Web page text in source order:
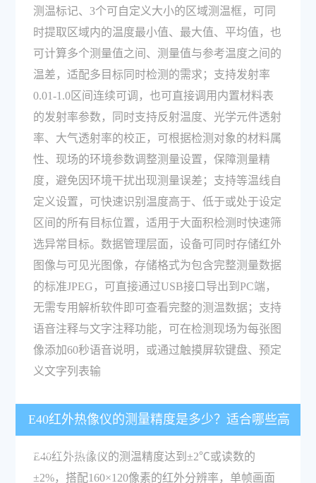
测温标记、3个可自定义大小的区域测温框，可同
时提取区域内的温度最小值、最大值、平均值，也
可计算多个测量值之间、测量值与参考温度之间的
温差，适配多目标同时检测的需求；支持发射率
0.01-1.0区间连续可调，也可直接调用内置材料表
的发射率参数，同时支持反射温度、光学元件透射
率、大气透射率的校正，可根据检测对象的材料属
性、现场的环境参数调整测量设置，保障测量精
度，避免因环境干扰出现测量误差；支持等温线自
定义设置，可快速识别温度高于、低于或处于设定
区间的所有目标位置，适用于大面积检测时快速筛
选异常目标。数据管理层面，设备可同时存储红外
图像与可见光图像，存储格式为包含完整测量数据
的标准JPEG，可直接通过USB接口导出到PC端，
无需专用解析软件即可查看完整的测温数据；支持
语音注释与文字注释功能，可在检测现场为每张图
像添加60秒语音说明，或通过触摸屏软键盘、预定
义文字列表输
E40红外热像仪的测量精度是多少？适合哪些高
精度检测需求？
E40红外热像仪的测温精度达到±2℃或读数的
±2%，搭配160×120像素的红外分辨率，单帧画面